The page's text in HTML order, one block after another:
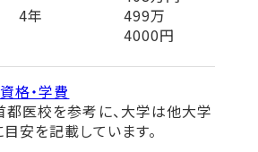
4年
499万
4000円
格・学費
医校を参考に、大学は他大学
安を記載しています。